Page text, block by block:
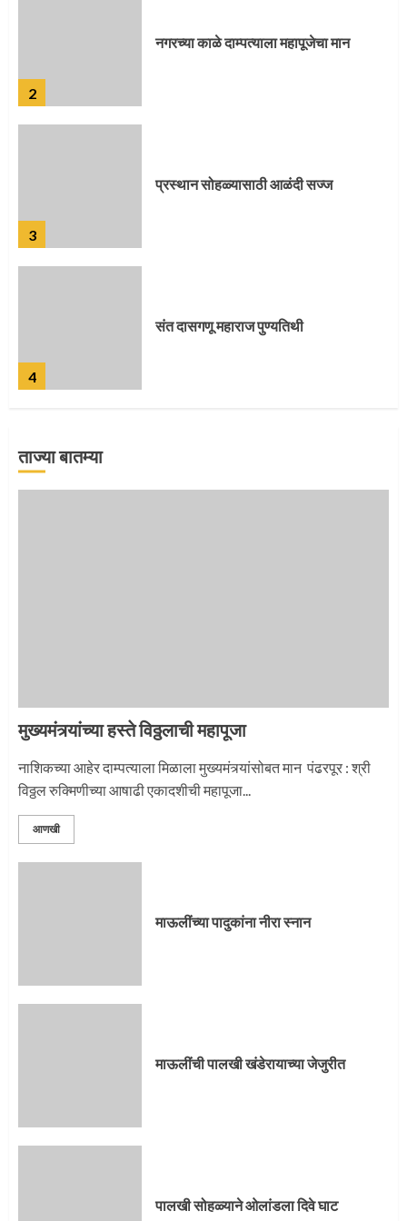
3
प्रस्थान सोहळ्यासाठी आळंदी सज्ज
4
संत दासगणू महाराज पुण्यतिथी
5
जवानाला मिळाला महापूजेचा मान
3
ताज्या बातम्या
मुख्यमंत्र्यांच्या हस्ते विठ्ठलाची महापूजा
नाशिकच्या आहेर दाम्पत्याला मिळाला मुख्यमंत्र्यांसोबत मान पंढरपूर : श्री
विठ्ठल रुक्मिणीच्या आषाढी एकादशीची महापूजा...
आणखी
माऊलींच्या पादुकांना नीरा स्नान
माऊलींची पालखी खंडेरायाच्या जेजुरीत
पालखी सोहळ्याने ओलांडला दिवे घाट